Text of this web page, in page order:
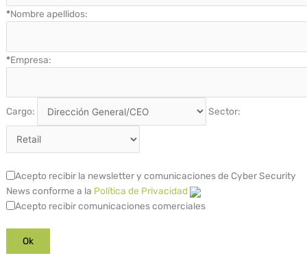
*Nombre apellidos:
*Empresa:
Cargo: Sector:
Acepto recibir la newsletter y comunicaciones de Cyber Security
News conforme a la Política de Privacidad
Acepto recibir comunicaciones comerciales